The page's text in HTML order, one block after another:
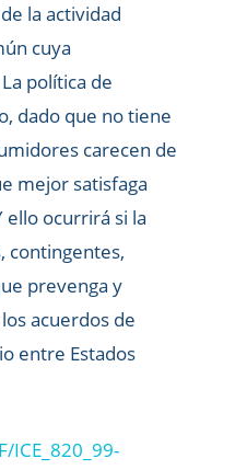
la actividad
cuya
política de
dado que no tiene
carecen de
mejor satisfaga
ello ocurrirá si la
contingentes,
prevenga y
acuerdos de
entre Estados
ICE_820_99-